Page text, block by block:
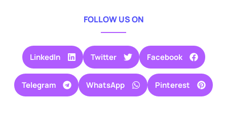
FOLLOW US ON
Facebook
Twitter
LinkedIn
Pinterest
WhatsApp
Telegram